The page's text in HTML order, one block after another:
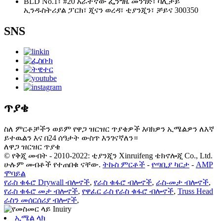
ኢንዱስትሪያል ፓርክ፣ ጂናን ወረዳ፣ ቲያንጂን፣ ቻይና 300350
SNS
ጥያቄ
ስለ ምርቶቻችን ወይም የዋጋ ዝርዝር ጥያቄዎች እባክዎን ኢሜልዎን ለእኛ
ይተዉልን እና በ24 ሰዓታት ውስጥ እንገናኛለን።
ለዋጋ ዝርዝር ጥያቄ
© የቅጂ መብት - 2010-2022: ቲያንጂን Xinruifeng ቴክኖሎጂ Co., Ltd.
ሁሉም መብቶች የተጠበቁ ናቸው. ትኩስ ምርቶች - የጣቢያ ካርታ - AMP
ሞባይል
የራስ ቁፋሮ Drywall ብሎኖች, የራስ ቁፋሮ ብሎኖች, ራስ-መታ ብሎኖች,
የራስ ቁፋሮ መታ ብሎኖች, የዋፈር ራስ የራስ ቁፋሮ ብሎኖች, Truss Head
ራስን መሰርሰሪያ ብሎኖች,
ኢሜል ላክ